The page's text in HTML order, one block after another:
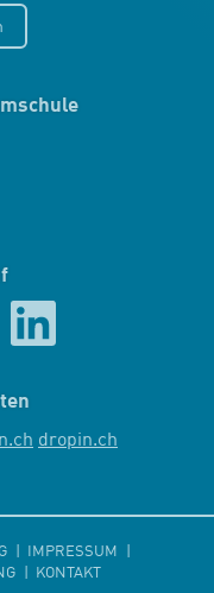
dropin.ch
IMPRESSUM
KONTAKT